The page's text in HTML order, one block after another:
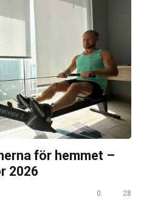
för hemmet –
2026
0 28